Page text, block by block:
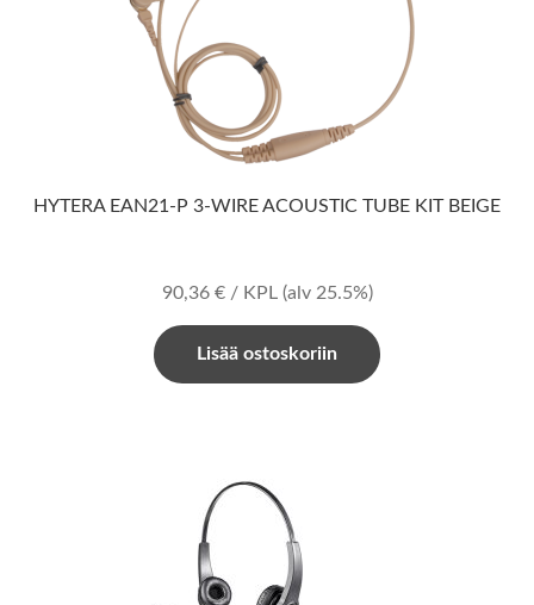
HYTERA EAN21-P 3-WIRE ACOUSTIC TUBE KIT BEIGE
90,36 €/ KPL (alv 25.5%)
Lisää ostoskoriin